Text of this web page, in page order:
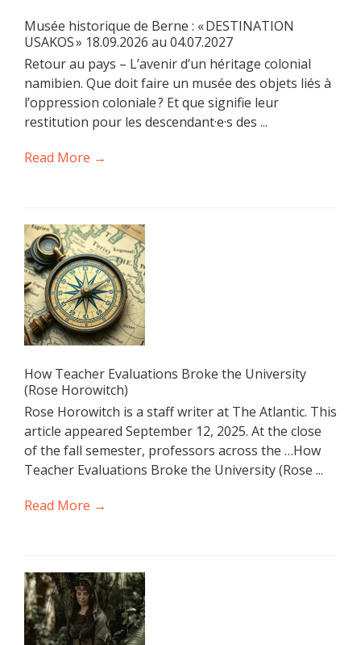
Musée historique de Berne : « DESTINATION
USAKOS » 18.09.2026 au 04.07.2027
Retour au pays – L’avenir d’un héritage colonial
namibien. Que doit faire un musée des objets liés à
l’oppression coloniale ? Et que signifie leur
restitution pour les descendant·e·s des ...
Read More →
How Teacher Evaluations Broke the University
(Rose Horowitch)
Rose Horowitch is a staff writer at The Atlantic. This
article appeared September 12, 2025. At the close
of the fall semester, professors across the …How
Teacher Evaluations Broke the University (Rose ...
Read More →